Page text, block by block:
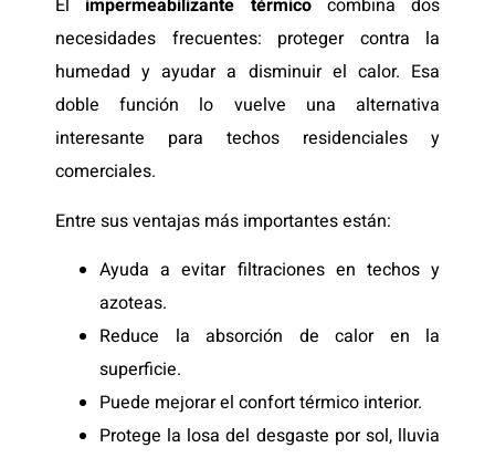
El impermeabilizante térmicocombina dos
necesidades frecuentes: proteger contra la
humedad y ayudar a disminuir el calor. Esa
doble función lo vuelve una alternativa
interesante para techos residenciales y
comerciales.
Entre sus ventajas más importantes están:
Ayuda a evitar filtraciones en techos y
azoteas.
Reduce la absorción de calor en la
superficie.
Puede mejorar el confort térmico interior.
Protege la losa del desgaste por sol, lluvia